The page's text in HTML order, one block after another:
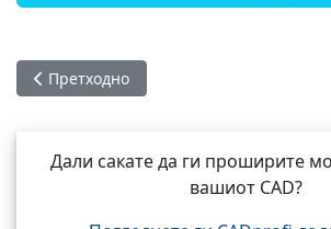
Претходна статија: Новости во
Претходно
Дали сакате да ги проширите
вашиот CAD?